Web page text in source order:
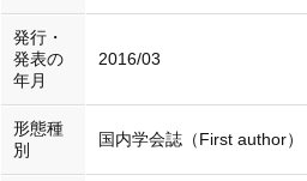
発行・
発表の
年月
2016/03
形態種
別
国内学会誌（First author）